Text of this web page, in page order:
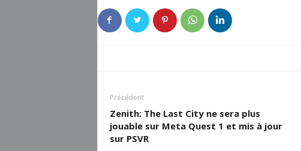
Précédent
Zenith: The Last City ne sera plus
jouable sur Meta Quest 1 et mis à jour
sur PSVR